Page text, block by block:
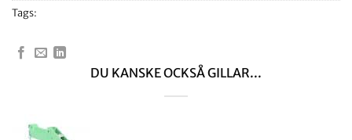
Tags:
DU KANSKE OCKSÅ GILLAR...